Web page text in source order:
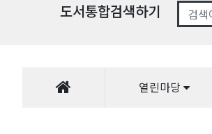
도서통합검색하기
열린마당